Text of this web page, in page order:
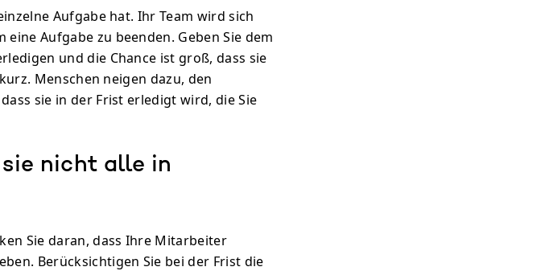
Aufgabe hat. Ihr Team wird sich
Aufgabe zu beenden. Geben Sie dem
und die Chance ist groß, dass sie
Menschen neigen dazu, den
sie in der Frist erledigt wird, die Sie
sie nicht alle in
Sie daran, dass Ihre Mitarbeiter
Berücksichtigen Sie bei der Frist die